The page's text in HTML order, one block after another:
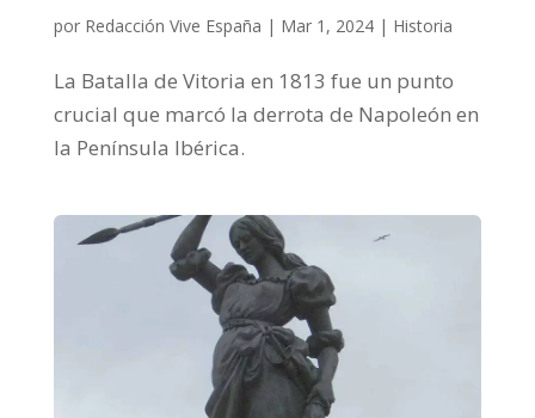
por Redacción Vive España | Mar 1, 2024| Historia
La Batalla de Vitoria en 1813 fue un punto
crucial que marcó la derrota de Napoleón en
la Península Ibérica.